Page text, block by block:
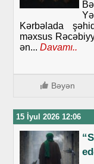
Kərbəlada
məxsus
ən... Davamı..
Bəyən
15 İyul 2026 12:06